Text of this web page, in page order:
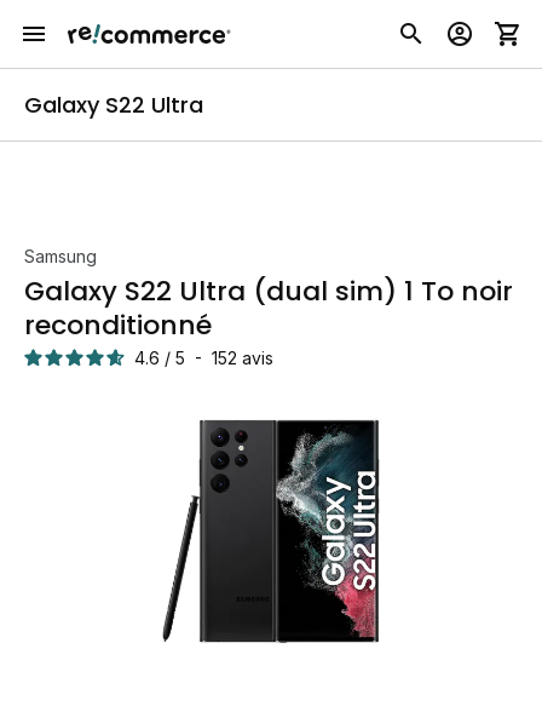
Galaxy S22 Ultra
Samsung
Galaxy S22 Ultra (dual sim) 1 To noir
reconditionné
4.6 / 5 - 152 avis